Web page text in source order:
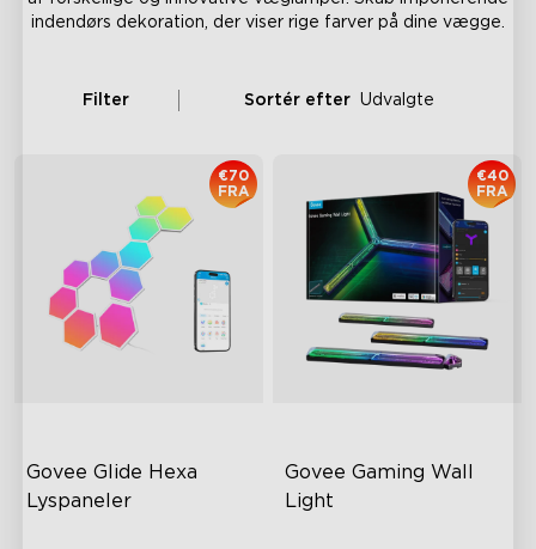
indendørs dekoration, der viser rige farver på dine vægge.
Filter Sortér efter Udvalgte
Govee Glide Hexa
Lyspaneler
€70
FRA
Govee Gaming Wall
Light
€40
FRA